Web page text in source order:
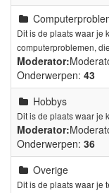
Dit is de plaats waar je
computerproblemen,
Moderator:
Onderwerpen: 43
Hobbys
Dit is de plaats waar je
Moderator:
Onderwerpen: 36
Overige
Dit is de plaats waar je